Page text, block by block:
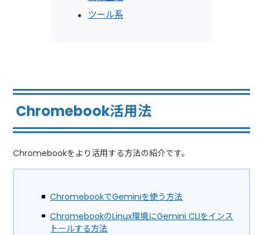
ツール系
Chromebook活用法
Chromebookをより活用する方法の紹介です。
ChromebookでGeminiを使う方法
ChromebookのLinux環境にGemini CLIをインス
トールする方法